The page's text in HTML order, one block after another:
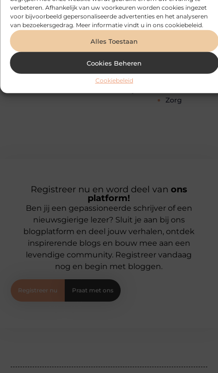
verbeteren. Afhankelijk van uw voorkeuren worden cookies ingezet
voor bijvoorbeeld gepersonaliseerde advertenties en het analyseren
van bezoekersgedrag. Meer informatie vindt u in ons cookiebeleid.
Alles Toestaan
Cookies Beheren
Cookiebeleid
Blog
Cadeau
Dienstverlening
Electronica en
Management
Marketing
Media
Meubels
Kleding
Muziek
transport
Webdesign
Wijn
Woning en
Zorg
Registreer nu en word deel van ons
platform!
Ben jij een gepassioneerde schrijver of een
nieuwsgierige lezer? Sluit je aan bij ons
blogplatform en deel jouw verhalen, ontdek
inspirerende blogs en bouw mee aan een
levendige community. Registreer vandaag
nog en begin met bloggen.
Registreer nu Praat met ons